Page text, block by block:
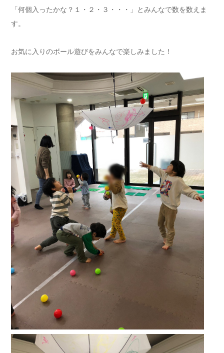
「何個入ったかな？１・２・３・・・」とみんなで数を数えま
す。
お気に入りのボール遊びをみんなで楽しみました！